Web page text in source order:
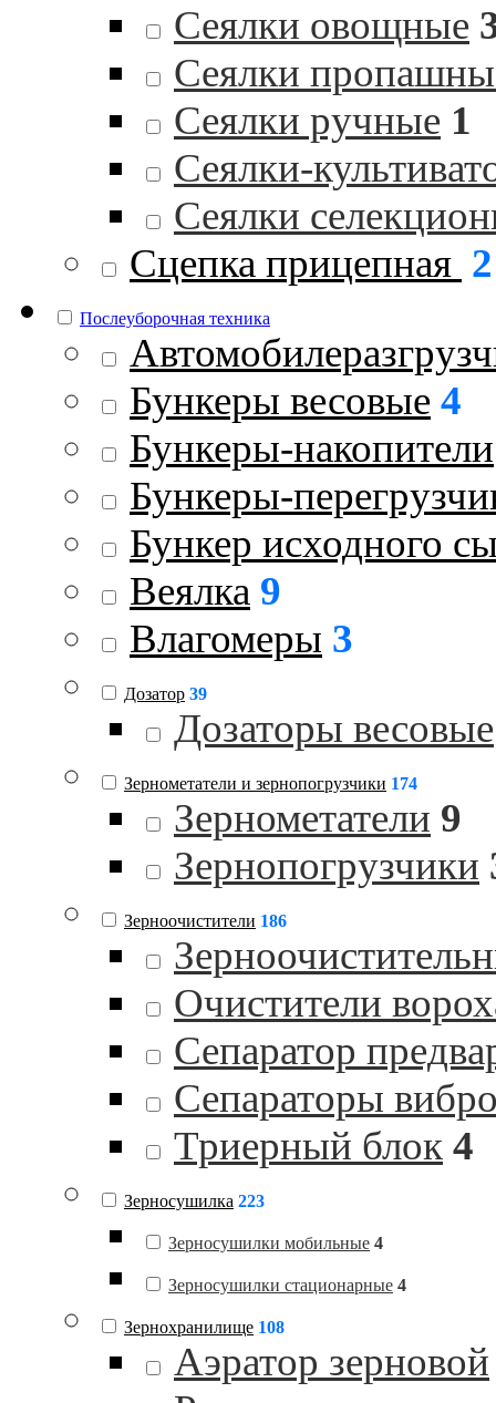
Сеялки овощные
Сеялки
Сеялки ручные 1
Сеялки-
Сеялки
Сцепка прицепная 2
Послеуборочная техника
Бункеры весовые 4
Бункеры-накопители
Бункеры-
Бункер исходного
Веялка 9
Влагомеры 3
Дозатор 39
Дозаторы весовые
Зернометатели и зернопогрузчики 174
Зернометатели 9
Зернопогрузчики
Зерноочистители 186
Очистители
Сепаратор
Сепараторы
Триерный блок 4
Зерносушилка 223
Зерносушилки мобильные 4
Зерносушилки стационарные 4
Зернохранилище 108
Аэратор зерновой